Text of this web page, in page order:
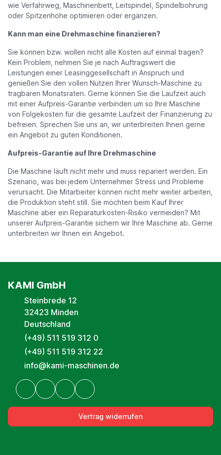
wie Verfahrweg, Maschinenbett, Leitspindel, Spindelbohrung
oder Spitzenhöhe optimieren oder ergänzen.
Kann man eine Drehmaschine finanzieren?
Sie können bzw. wollen nicht alle Kosten auf einmal tragen?
Kein Problem, nehmen Sie je nach Auftragswert die
Leistungen einer Leasinggesellschaft in Anspruch und
genießen Sie den vollen Nutzen Ihrer Wunsch-Maschine zu
tragbaren Monatsraten. Gerne können Sie die Laufzeit auch
mit einer Aufpreis-Garantie verbinden um so Ihre Maschine
von Folgekosten für die gesamte Laufzeit der Finanzierung zu
befreien. Sprechen Sie uns an, wir unterbreiten Ihnen gerne
ein Angebot zu guten Konditionen.
Aufpreis-Garantie auf Ihre Drehmaschine
Die Maschine läuft nicht mehr und muss repariert werden. Ein
Szenario, was bei jedem Unternehmer Stress und Probleme
verursacht. Die Mitarbeiter können nicht mehr weiter arbeiten,
die Produktion steht still. Sie möchten beim Kauf Ihrer
Maschine aber ein Reparaturkosten-Risiko vermeiden? Mit
unserer Aufpreis-Garantie sichern wir Ihre Maschine ab. Gerne
unterbreiten wir Ihnen ein Angebot.
KAMI GmbH
Steinbrede 12
32423 Minden
Deutschland
(+49) 511 519 312 0
(+49) 511 519 312 22
info@kami-maschinen.de
Vertrag widerrufen